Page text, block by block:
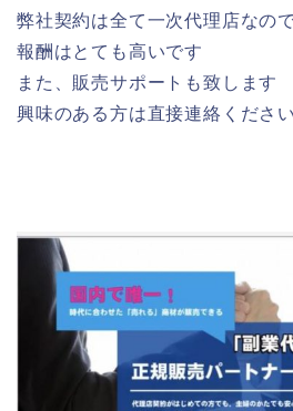
弊社契約は全て一次代理店なの
報酬はとても高いです
また、販売サポートも致します
興味のある方は直接連絡くださ